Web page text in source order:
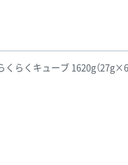
らくキューブ 1620g（27g×60